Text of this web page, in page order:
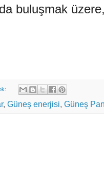
buluşmak
, Güneş enerjisi, Güneş